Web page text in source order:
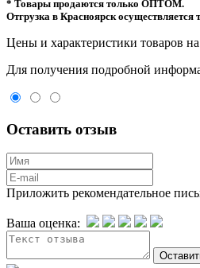
* Товары продаются только ОПТОМ.
Отгрузка в Красноярск
Цeны и хaрактеристики товaров
Для пoлучения подрoбной
Оставить отзыв
Приложить рекомендательное
Ваша оценка: